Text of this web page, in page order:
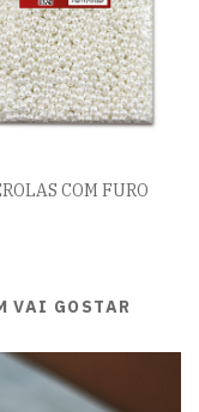
COM FURO
VAI GOSTAR